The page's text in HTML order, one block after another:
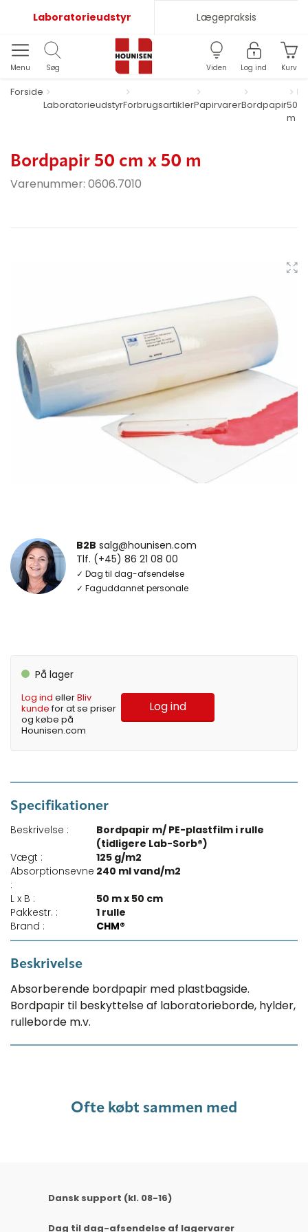
Laboratorieudstyr Lægepraksis
Menu Søg Viden Log ind Kurv
Forside
LaboratorieudstyrForbrugsartiklerPapirvarerBordpapir50
m
Bordpapir 50 cm x 50 m
Varenummer: 0606.7010
B2B salg@hounisen.com
Tlf. (+45) 86 21 08 00
✓ Dag til dag-afsendelse
✓ Faguddannet personale
På lager
Log ind ellerBliv
kundefor at se priser
og købe på
Hounisen.com
Log ind
Specifikationer
Beskrivelse :
Bordpapir m/ PE-plastfilm i rulle
(tidligere Lab-Sorb®)
Vægt :
125 g/m2
Absorptionsevne
:
240 ml vand/m2
L x B :
50 m x 50 cm
Pakkestr. :
1 rulle
Brand :
CHM®
Beskrivelse
Absorberende bordpapir med plastbagside.
Bordpapir til beskyttelse af laboratorieborde, hylder,
rulleborde m.v.
Ofte købt sammen med
Dansk support (kl. 08-16)
Dag til dag-afsendelse af lagervarer